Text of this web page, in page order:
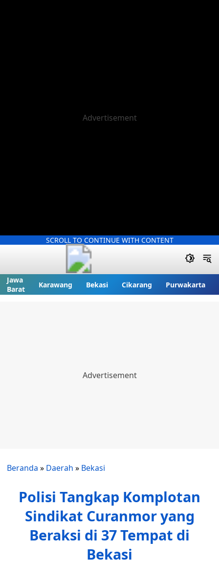
SCROLL TO CONTINUE WITH CONTENT
Jawa
Barat
Karawang Bekasi Cikarang Purwakarta
Beranda » Daerah » Bekasi
Polisi Tangkap Komplotan
Sindikat Curanmor yang
Beraksi di 37 Tempat di
Bekasi